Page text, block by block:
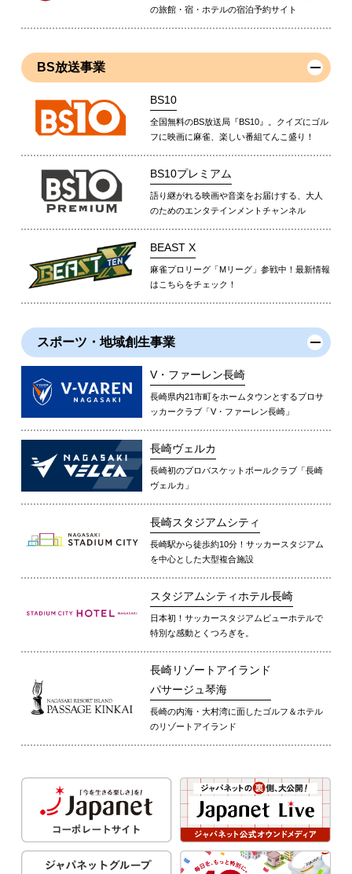
の旅館・宿・ホテルの宿泊予約サイト
BS放送事業
BS10
全国無料のBS放送局『BS10』。クイズにゴル
フに映画に麻雀、楽しい番組てんこ盛り！
BS10プレミアム
語り継がれる映画や音楽をお届けする、大人
のためのエンタテインメントチャンネル
BEAST X
麻雀プロリーグ「Mリーグ」参戦中！最新情報
はこちらをチェック！
スポーツ・地域創生事業
V・ファーレン長崎
長崎県内21市町をホームタウンとするプロサ
ッカークラブ「V・ファーレン長崎」
長崎ヴェルカ
長崎初のプロバスケットボールクラブ「長崎
ヴェルカ」
長崎スタジアムシティ
長崎駅から徒歩約10分！サッカースタジアム
を中心とした大型複合施設
スタジアムシティホテル長崎
日本初！サッカースタジアムビューホテルで
特別な感動とくつろぎを。
長崎リゾートアイランド
パサージュ琴海
長崎の内海・大村湾に面したゴルフ＆ホテル
のリゾートアイランド